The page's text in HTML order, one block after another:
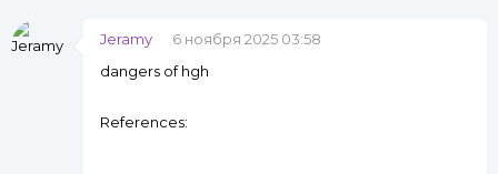
Jeramy
6 ноября 2025 03:58
dangers of hgh
References: